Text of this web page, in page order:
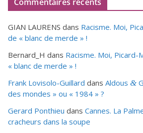
GIAN LAURENS dans Racisme. Moi,
de « blanc de merde » !
Bernard_H dans Racisme. Moi,
« blanc de merde » !
Frank Lovisolo-Guillard dans Aldous &
des mondes » ou « 1984 » ?
Gerard Ponthieu dans Cannes. La
cracheurs dans la soupe